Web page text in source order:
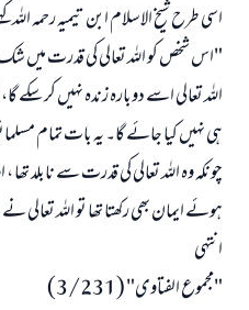
اسی طرح شیخ الاسلام ابن تیمیہ رحمہ اللہ
"اس شخص کو اللہ تعالی کی قدرت میں شک
اللہ تعالی اسے دوبارہ زندہ نہیں کر سکے
ہی نہیں کیا جائے گا۔ یہ بات تمام
چونکہ وہ اللہ تعالی کی قدرت سے نابلد
ہوئے ایمان بھی رکھتا تھا تو اللہ
انتہی
"مجموع الفتاوى" (3/231)